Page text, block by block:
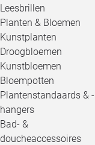
Leesbrillen
Planten & Bloemen
Kunstplanten
Droogbloemen
Kunstbloemen
Bloempotten
Plantenstandaards & -
hangers
Bad- &
doucheaccessoires